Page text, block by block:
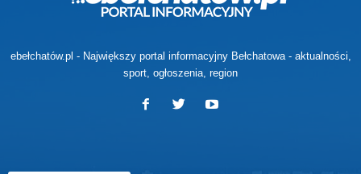
ebełchatów.pl - Największy portal informacyjny Bełchatowa - aktualności,
sport, ogłoszenia, region